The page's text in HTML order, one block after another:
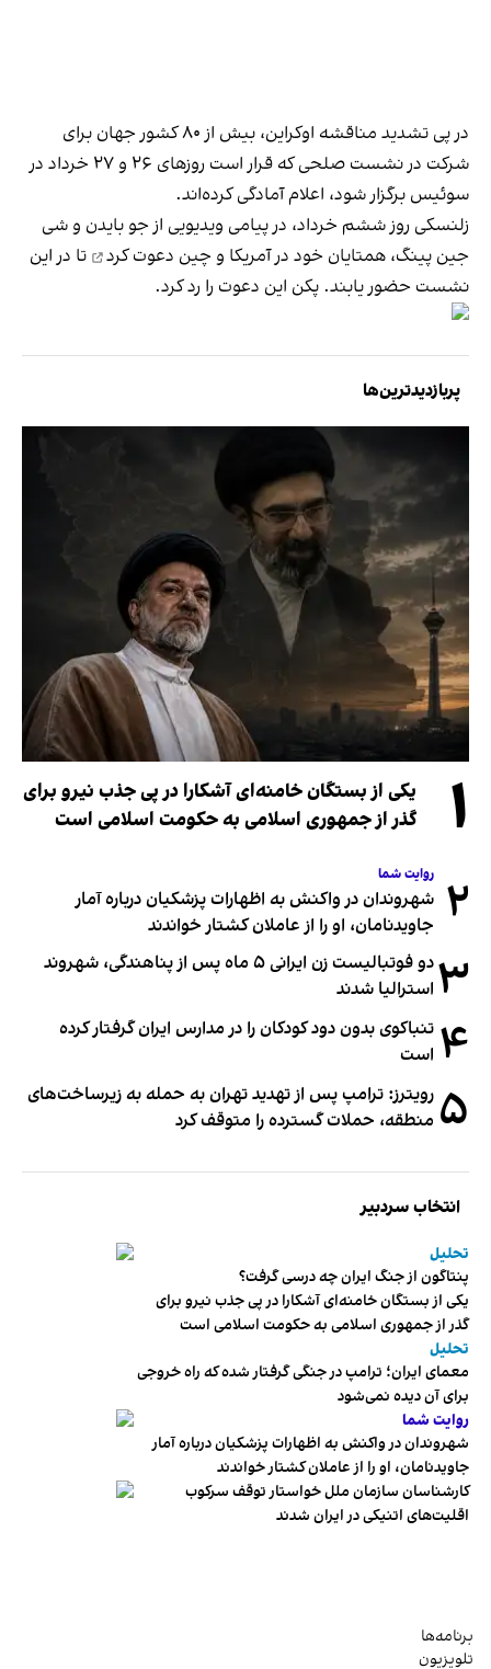
در پی تشدید مناقشه اوکراین، بیش از ۸۰ کشور جهان برای
شرکت در نشست صلحی که قرار است روزهای ۲۶ و ۲۷ خرداد در
سوئیس برگزار شود، اعلام آمادگی کرده‌اند.
زلنسکی روز ششم خرداد، در پیامی ویدیویی از جو بایدن و شی
جین پینگ، همتایان خود در آمریکا و چین دعوت کرد
تا در این
نشست حضور یابند. پکن این دعوت را رد کرد.
پربازدیدترین‌ها
۱
یکی از بستگان خامنه‌ای آشکارا در پی جذب نیرو برای
گذر از جمهوری اسلامی به حکومت اسلامی است
۲ روایت شما
شهروندان در واکنش به اظهارات پزشکیان درباره آمار
جاویدنامان، او را از عاملان کشتار خواندند
۳
دو فوتبالیست زن ایرانی ۵ ماه پس از پناهندگی، شهروند
استرالیا شدند
۴ تنباکوی بدون دود کودکان را در مدارس ایران گرفتار کرده
است
۵ رویترز: ترامپ پس از تهدید تهران به حمله به زیرساخت‌های
منطقه، حملات گسترده را متوقف کرد
انتخاب سردبیر
تحلیل
پنتاگون از جنگ ایران چه درسی گرفت؟
یکی از بستگان خامنه‌ای آشکارا در پی جذب نیرو برای
گذر از جمهوری اسلامی به حکومت اسلامی است
تحلیل
معمای ایران؛ ترامپ در جنگی گرفتار شده که راه خروجی
برای آن دیده نمی‌شود
روایت شما
شهروندان در واکنش به اظهارات پزشکیان درباره آمار
جاویدنامان، او را از عاملان کشتار خواندند
کارشناسان سازمان ملل خواستار توقف سرکوب
اقلیت‌های اتنیکی در ایران شدند
برنامه‌ها
تلویزیون